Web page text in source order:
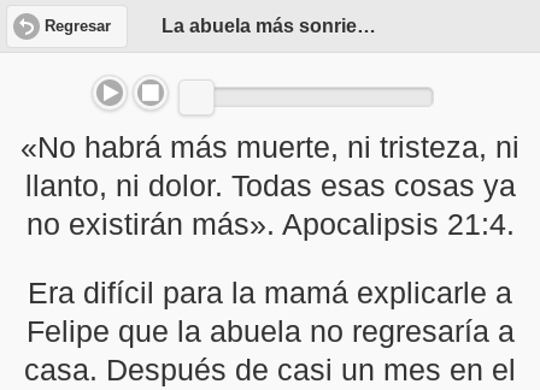
Regresar La abuela más sonriente
«No habrá más muerte, ni tristeza, ni
llanto, ni dolor. Todas esas cosas ya
no existirán más». Apocalipsis 21:4.
Era difícil para la mamá explicarle a
Felipe que la abuela no regresaría a
casa. Después de casi un mes en el